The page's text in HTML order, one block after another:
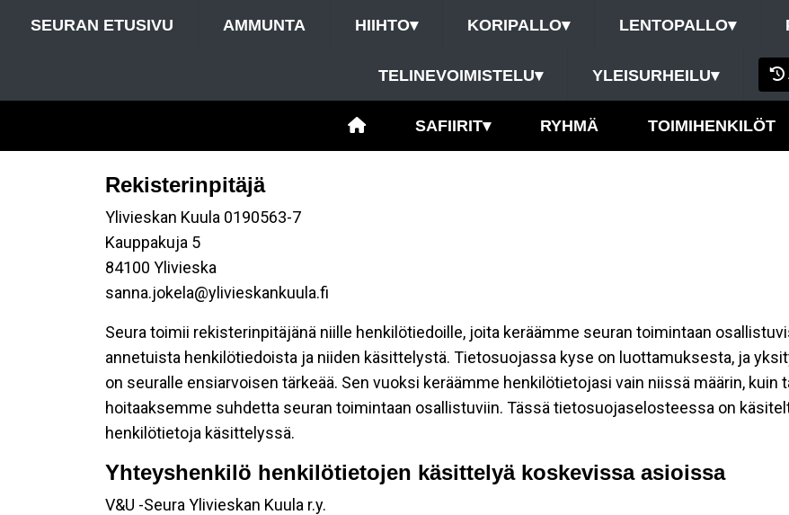
SEURAN ETUSIVU AMMUNTA HIIHTO▾ KORIPALLO▾ LENTOPALLO▾
TELINEVOIMISTELU▾ YLEISURHEILU▾
SAFIIRIT▾ RYHMÄ TOIMIHENKILÖT
Rekisterinpitäjä
Ylivieskan Kuula 0190563-7
Kauppakuja 5
84100 Ylivieska
sanna.jokela@ylivieskankuula.fi
Seura toimii rekisterinpitäjänä niille henkilötiedoille, joita keräämme seuran toimintaan
annetuista henkilötiedoista ja niiden käsittelystä. Tietosuojassa kyse on luottamuksesta, ja
on seuralle ensiarvoisen tärkeää. Sen vuoksi keräämme henkilötietojasi vain niissä määrin,
hoitaaksemme suhdetta seuran toimintaan osallistuviin. Tässä tietosuojaselosteessa on
henkilötietoja käsittelyssä.
Yhteyshenkilö henkilötietojen käsittelyä koskevissa asioissa
V&U -Seura Ylivieskan Kuula r.y.